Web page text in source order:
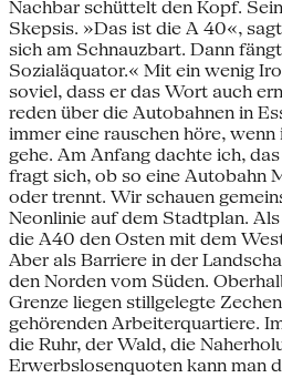
Nachbar schüttelt den Kopf.
Skepsis. »Das ist die A 40«,
sich am Schnauzbart. Dann
Sozialäquator.« Mit ein wenig
soviel, dass er das Wort auch
reden über die Autobahnen in
immer eine rauschen höre,
gehe. Am Anfang dachte ich,
fragt sich, ob so eine Autobahn
oder trennt. Wir schauen
Neonlinie auf dem Stadtplan.
die A40 den Osten mit dem
Aber als Barriere in der
den Norden vom Süden.
Grenze liegen stillgelegte
gehörenden Arbeiterquartiere.
die Ruhr, der Wald, die
Erwerbslosenquoten kann man